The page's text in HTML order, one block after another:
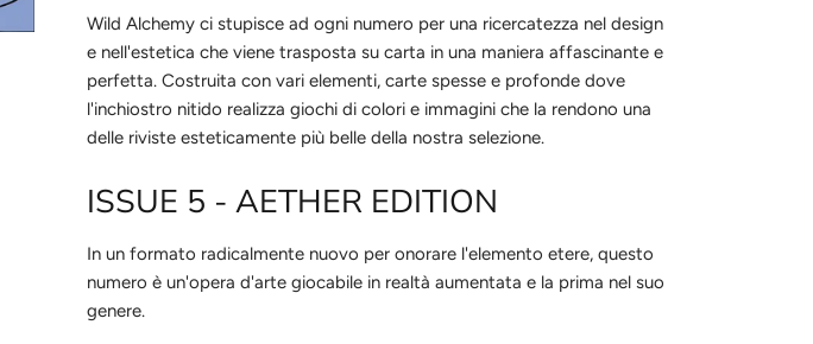
Wild Alchemy ci stupisce ad ogni numero per una ricercatezza nel design
e nell'estetica che viene trasposta su carta in una maniera affascinante e
perfetta. Costruita con vari elementi, carte spesse e profonde dove
l'inchiostro nitido realizza giochi di colori e immagini che la rendono una
delle riviste esteticamente più belle della nostra selezione.
ISSUE 5 - AETHER EDITION
In un formato radicalmente nuovo per onorare l'elemento etere, questo
numero è un'opera d'arte giocabile in realtà aumentata e la prima nel suo
genere.